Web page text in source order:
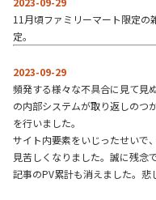
11月頃ファミリーマート限定の
定。
2023-09-29
頻発する様々な不具合に見て見
の内部システムが取り返しのつ
を行いました。
サイト内要素をいじったせいで
見苦しくなりました。誠に残念で
記事のPV累計も消えました。悲